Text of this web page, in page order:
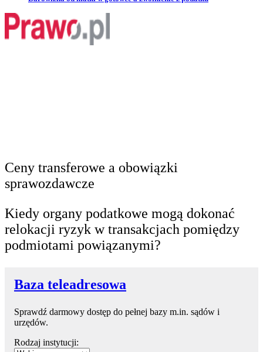
Ceny transferowe a obowiązki
sprawozdawcze
Kiedy organy podatkowe mogą dokonać
relokacji ryzyk w transakcjach pomiędzy
podmiotami powiązanymi?
Baza teleadresowa
Sprawdź darmowy dostęp do pełnej bazy m.in. sądów i
urzędów.
Rodzaj instytucji: